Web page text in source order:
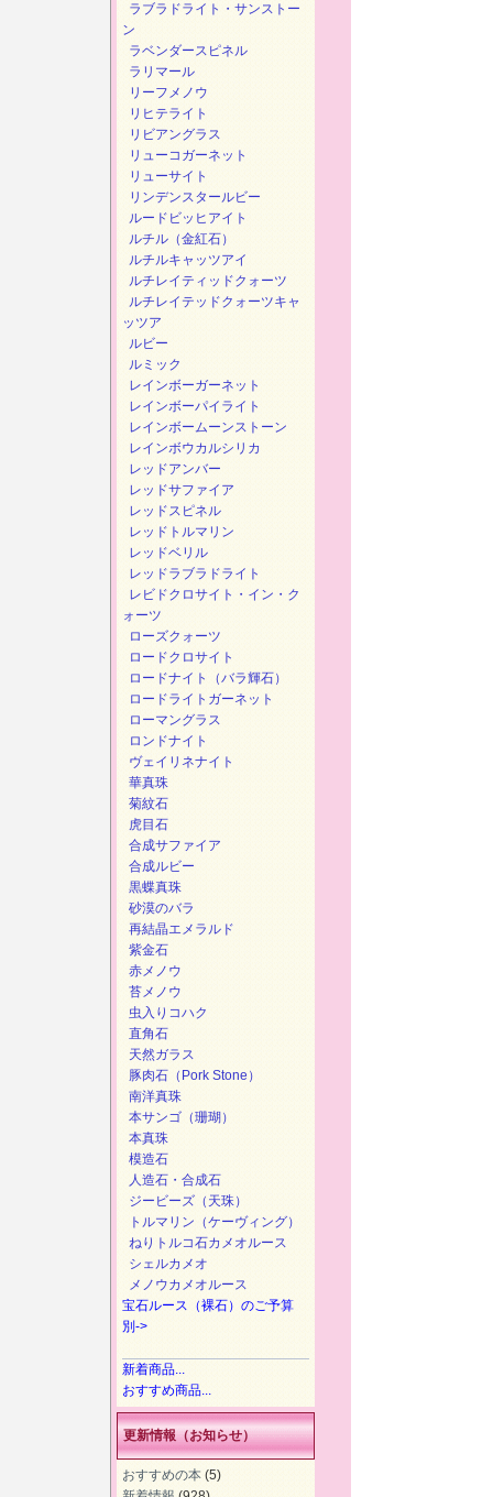
ラブラドライト・サンストー
ン
ラベンダースピネル
ラリマール
リーフメノウ
リヒテライト
リビアングラス
リューコガーネット
リューサイト
リンデンスタールビー
ルードビッヒアイト
ルチル（金紅石）
ルチルキャッツアイ
ルチレイティッドクォーツ
ルチレイテッドクォーツキャ
ッツア
ルビー
ルミック
レインボーガーネット
レインボーパイライト
レインボームーンストーン
レインボウカルシリカ
レッドアンバー
レッドサファイア
レッドスピネル
レッドトルマリン
レッドベリル
レッドラブラドライト
レビドクロサイト・イン・ク
ォーツ
ローズクォーツ
ロードクロサイト
ロードナイト（バラ輝石）
ロードライトガーネット
ローマングラス
ロンドナイト
ヴェイリネナイト
華真珠
菊紋石
虎目石
合成サファイア
合成ルビー
黒蝶真珠
砂漠のバラ
再結晶エメラルド
紫金石
赤メノウ
苔メノウ
虫入りコハク
直角石
天然ガラス
豚肉石（Pork Stone）
南洋真珠
本サンゴ（珊瑚）
本真珠
模造石
人造石・合成石
ジービーズ（天珠）
トルマリン（ケーヴィング）
ねりトルコ石カメオルース
シェルカメオ
メノウカメオルース
宝石ルース（裸石）のご予算
別->
新着商品...
おすすめ商品...
更新情報（お知らせ）
おすすめの本 (5)